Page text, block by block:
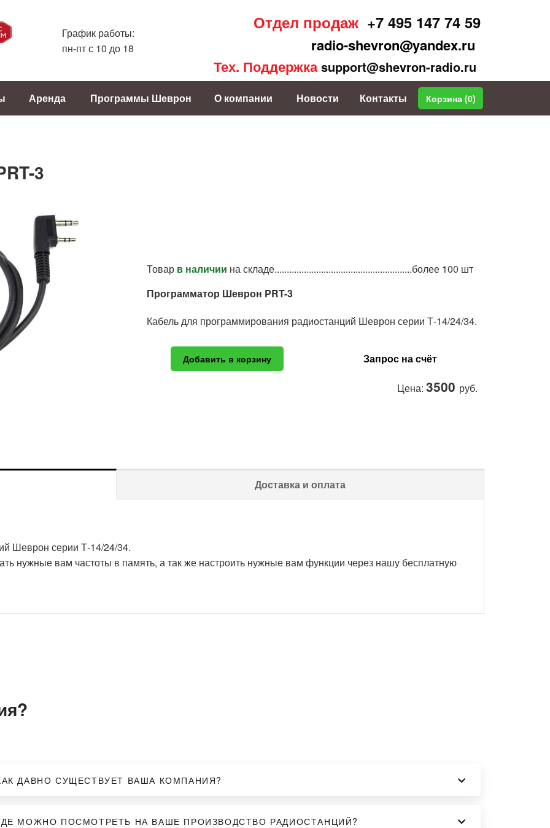
График работы:
пн-пт с 10 до 18
Отдел продаж +7 495 147 74 59
radio-shevron@yandex.ru
Тех. Поддержка support@shevron-radio.ru
Аренда Программы Шеврон О компании Новости Контакты Корзина (0)
3
Товар в наличии на складе........................................................более 100 шт
Программатор Шеврон PRT-3
Кабель для программирования радиостанций Шеврон серии Т-14/24/34.
Добавить в корзину Запрос на счёт
Цена: 3500 руб.
Доставка и оплата
Шеврон серии Т-14/24/34.
нужные вам частоты в память, а так же настроить нужные вам функции через нашу бесплатную
.
ДАВНО СУЩЕСТВУЕТ ВАША КОМПАНИЯ?
МОЖНО ПОСМОТРЕТЬ НА ВАШЕ ПРОИЗВОДСТВО РАДИОСТАНЦИЙ?